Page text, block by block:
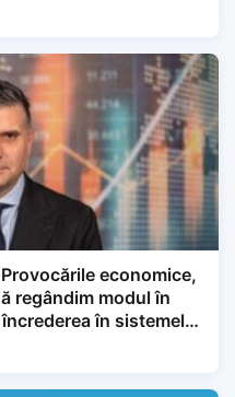
economice,
regândim modul în
în sistemele